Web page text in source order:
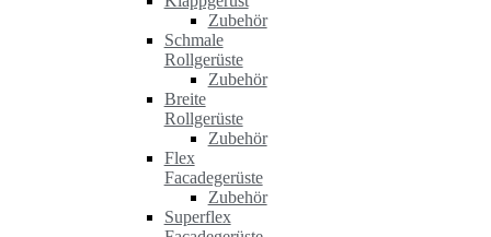
Zubehör
Schmale
Rollgerüste
Zubehör
Breite
Rollgerüste
Zubehör
Flex
Facadegerüste
Zubehör
Superflex